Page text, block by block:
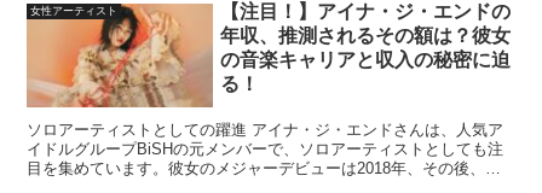
女性アーティスト
【注目！】アイナ・ジ・エンドの
年収、推測されるその額は？彼女
の音楽キャリアと収入の秘密に迫
る！
ソロアーティストとしての躍進 アイナ・ジ・エンドさんは、人気ア
イドルグループBiSHの元メンバーで、ソロアーティストとしても注
目を集めています。彼女のメジャーデビューは2018年、その後、多